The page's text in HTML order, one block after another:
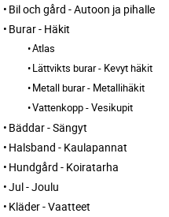
Bil och gård - Autoon ja pihalle
Burar - Häkit
Atlas
Lättvikts burar - Kevyt häkit
Metall burar - Metallihäkit
Vattenkopp - Vesikupit
Bäddar - Sängyt
Halsband - Kaulapannat
Hundgård - Koiratarha
Jul - Joulu
Kläder - Vaatteet